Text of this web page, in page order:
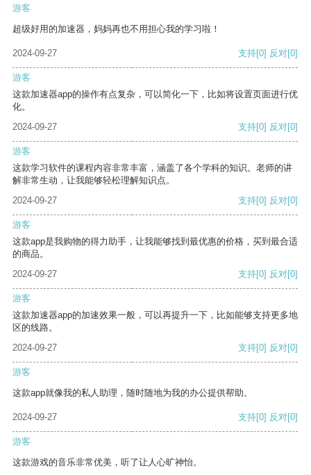
游客
超级好用的加速器，妈妈再也不用担心我的学习啦！
2024-09-27 支持[0] 反对[0]
游客
这款加速器app的操作有点复杂，可以简化一下，比如将设置页面进行优
化。
2024-09-27
支持[0] 反对[0]
游客
这款学习软件的课程内容非常丰富，涵盖了各个学科的知识。老师的讲
解非常生动，让我能够轻松理解知识点。
2024-09-27
支持[0] 反对[0]
游客
这款app是我购物的得力助手，让我能够找到最优惠的价格，买到最合适
的商品。
2024-09-27
支持[0] 反对[0]
游客
这款加速器app的加速效果一般，可以再提升一下，比如能够支持更多地
区的线路。
2024-09-27
支持[0] 反对[0]
游客
这款app就像我的私人助理，随时随地为我的办公提供帮助。
2024-09-27 支持[0] 反对[0]
游客
这款游戏的音乐非常优美，听了让人心旷神怡。